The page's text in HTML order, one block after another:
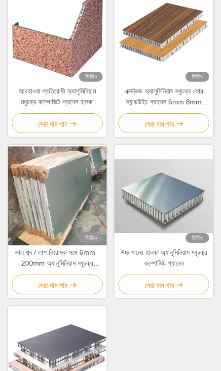
ভিডিও
আবহাওয়া প্রতিরোধী অ্যালুমিনিয়াম
মধুচক্র কম্পোজিট প্যানেল হালকা
সেরা দাম পান
ভিডিও
এক্সট্রুড অ্যালুমিনিয়াম মধুচক্র কোর
স্যান্ডউইচ প্যানেল 6mm 8mm
10mm 20mm
সেরা দাম পান
ভিডিও
ভাল শব্দ / তাপ নিরোধক সঙ্গে 6mm -
200mm অ্যালুমিনিয়াম মধুচক্র
কম্পোজিট প্যানেল
সেরা দাম পান
ভিডিও
উচ্চ মানের হালকা অ্যালুমিনিয়াম মধুচক্র
কম্পোজিট প্যানেল
সেরা দাম পান